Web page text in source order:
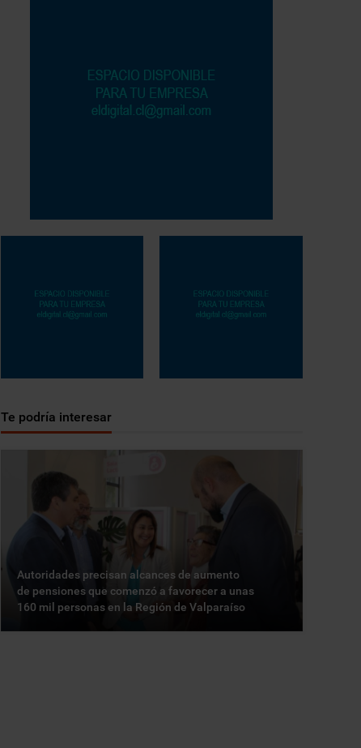
Te podría interesar
Autoridades precisan alcances de aumento
de pensiones que comenzó a favorecer a unas
160 mil personas en la Región de Valparaíso